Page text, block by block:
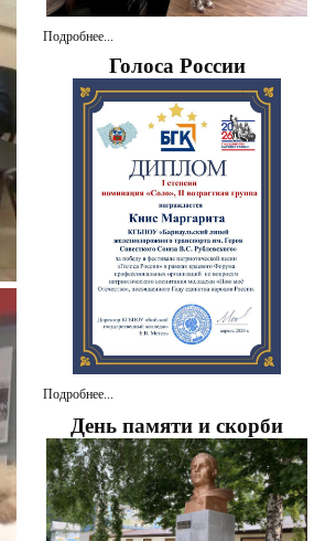
Подробнее...
Голоса России
Подробнее...
День памяти и скорби